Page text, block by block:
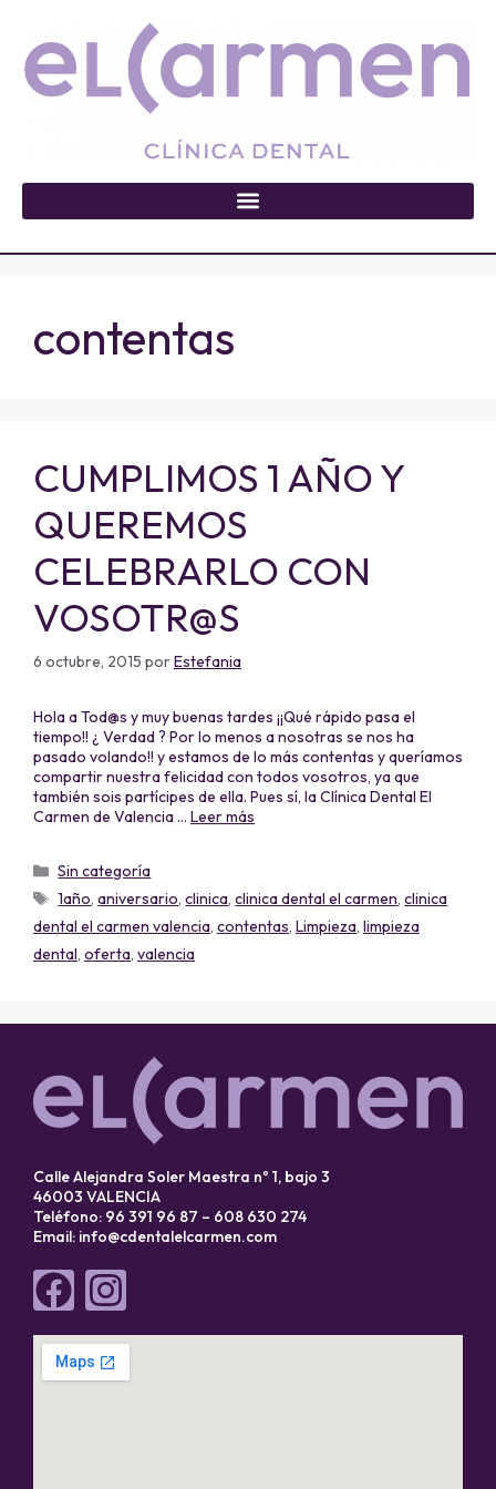
contentas
CUMPLIMOS 1 AÑO Y
QUEREMOS
CELEBRARLO CON
VOSOTR@S
6 octubre, 2015 porEstefania
Hola a Tod@s y muy buenas tardes ¡¡Qué rápido pasa el
tiempo!! ¿ Verdad ? Por lo menos a nosotras se nos ha
pasado volando!! y estamos de lo más contentas y queríamos
compartir nuestra felicidad con todos vosotros, ya que
también sois partícipes de ella. Pues sí, la Clínica Dental El
Carmen de Valencia … Leer más
Sin categoría
1año,aniversario,clinica,clinica dental el carmen,clinica
dental el carmen valencia, contentas, Limpieza, limpieza
dental, oferta, valencia
Calle Alejandra Soler Maestra nº 1, bajo 3
46003 VALENCIA
Teléfono: 96 391 96 87 – 608 630 274
Email: info@cdentalelcarmen.com